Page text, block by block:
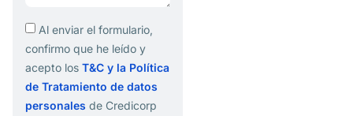
Al enviar el formulario,
confirmo que he leído y
acepto los T&C y la Política
de Tratamiento de datos
personales de Credicorp